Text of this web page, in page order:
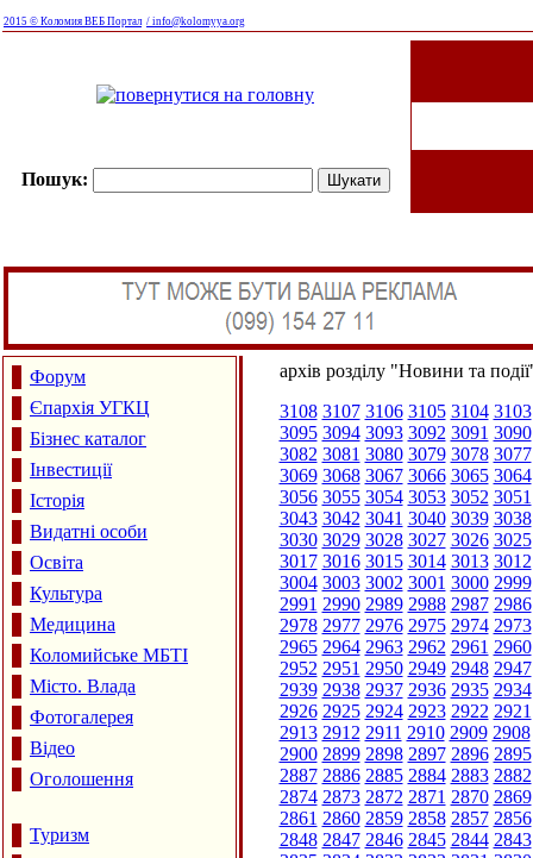
2015 © Коломия ВЕБ Портал / info@kolomyya.org
Пошук:
Форум
Єпархія УГКЦ
Бізнес каталог
Інвестиції
Історія
Видатні особи
Освіта
Культура
Медицина
Коломийське МБТІ
Місто. Влада
Фотогалерея
Відео
Оголошення
Туризм
архів розділу "Новини та
3108 3107 3106 3105 3104 3103
3095 3094 3093 3092 3091 3090
3082 3081 3080 3079 3078 3077
3069 3068 3067 3066 3065 3064
3056 3055 3054 3053 3052 3051
3043 3042 3041 3040 3039 3038
3030 3029 3028 3027 3026 3025
3017 3016 3015 3014 3013 3012
3004 3003 3002 3001 3000 2999
2991 2990 2989 2988 2987 2986
2978 2977 2976 2975 2974 2973
2965 2964 2963 2962 2961 2960
2952 2951 2950 2949 2948 2947
2939 2938 2937 2936 2935 2934
2926 2925 2924 2923 2922 2921
2913 2912 2911 2910 2909 2908
2900 2899 2898 2897 2896 2895
2887 2886 2885 2884 2883 2882
2874 2873 2872 2871 2870 2869
2861 2860 2859 2858 2857 2856
2848 2847 2846 2845 2844 2843